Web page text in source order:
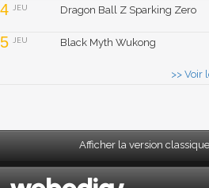
4 JEU Dragon Ball Z Sparking Zero
5 JEU Black Myth Wukong
>> Voir
Afficher la version